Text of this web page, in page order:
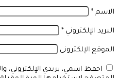
الاسم *
البريد الإلكتروني *
الموقع الإلكتروني
احفظ اسمي، بريدي الإلكتروني،